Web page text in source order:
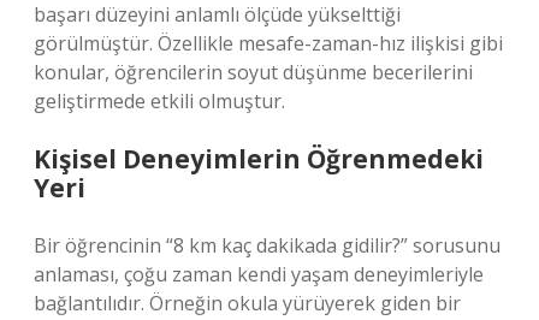
başarı düzeyini anlamlı ölçüde yükselttiği
görülmüştür. Özellikle mesafe-zaman-hız ilişkisi gibi
konular, öğrencilerin soyut düşünme becerilerini
geliştirmede etkili olmuştur.
Kişisel Deneyimlerin Öğrenmedeki
Yeri
Bir öğrencinin “8 km kaç dakikada gidilir?” sorusunu
anlaması, çoğu zaman kendi yaşam deneyimleriyle
bağlantılıdır. Örneğin okula yürüyerek giden bir